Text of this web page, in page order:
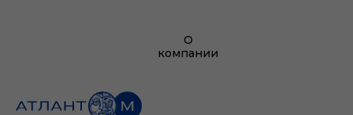
О
компании